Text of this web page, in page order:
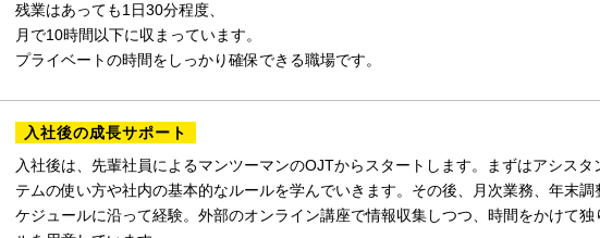
残業はあっても1日30分程度、
月で10時間以下に収まっています。
プライベートの時間をしっかり確保できる職場です。
入社後の成長サポート
入社後は、先輩社員によるマンツーマンのOJTからスタートします。まずはアシス
テムの使い方や社内の基本的なルールを学んでいきます。その後、月次業務、年末
ケジュールに沿って経験。外部のオンライン講座で情報収集しつつ、時間をかけて